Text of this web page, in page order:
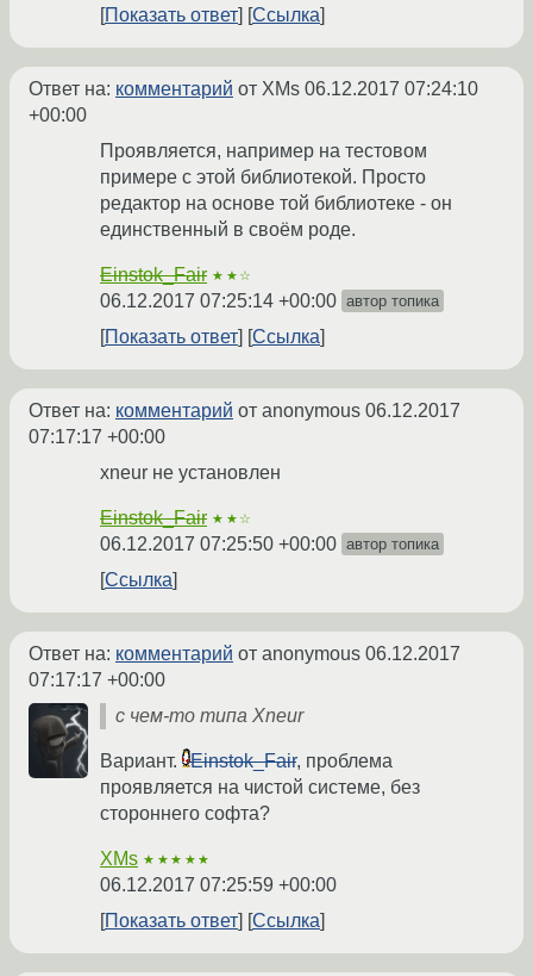
Показать ответ
Ссылка
Ответ на: комментарий от XMs 06.12.2017 07:24:10
+00:00
Проявляется, например на тестовом
примере с этой библиотекой. Просто
редактор на основе той библиотеке - он
единственный в своём роде.
Einstok_Fair ★★☆
06.12.2017 07:25:14 +00:00 автор топика
Показать ответ Ссылка
Ответ на: комментарий от anonymous 06.12.2017
07:17:17 +00:00
xneur не установлен
Einstok_Fair ★★☆
06.12.2017 07:25:50 +00:00 автор топика
Ссылка
Ответ на: комментарий от anonymous 06.12.2017
07:17:17 +00:00
с чем-то типа Xneur
Вариант. Einstok_Fair, проблема
проявляется на чистой системе, без
стороннего софта?
XMs ★★★★★
06.12.2017 07:25:59 +00:00
Показать ответ
Ссылка